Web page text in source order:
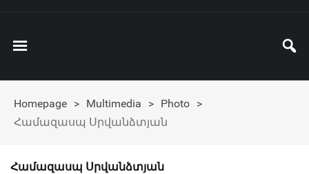
Homepage > Multimedia > Photo >
Համազասպ Սրվանձտյան
Համազասպ Սրվանձտյան